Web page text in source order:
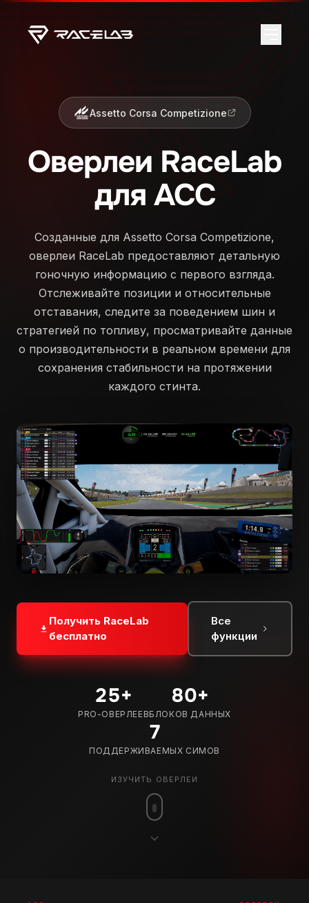
Assetto Corsa Competizione
Оверлеи RaceLab
для ACC
Созданные для Assetto Corsa Competizione,
оверлеи RaceLab предоставляют детальную
гоночную информацию с первого взгляда.
Отслеживайте позиции и относительные
отставания, следите за поведением шин и
стратегией по топливу, просматривайте данные
о производительности в реальном времени для
сохранения стабильности на протяжении
каждого стинта.
Получить RaceLab
бесплатно
Все
функции
25+
PRO-ОВЕРЛЕЕВ
80+
БЛОКОВ ДАННЫХ
7
ПОДДЕРЖИВАЕМЫХ СИМОВ
ИЗУЧИТЬ ОВЕРЛЕИ